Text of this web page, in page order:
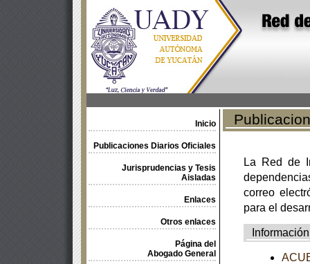
Inicio
Publicaciones Diarios Oficiales
Jurisprudencias y Tesis
Aisladas
Enlaces
Otros enlaces
Página del
Abogado General
La Red de
correo
para el
Información